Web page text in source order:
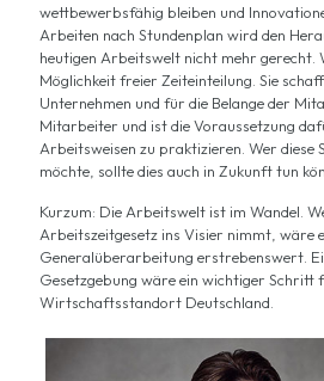
wettbewerbsfähig bleiben und
Arbeiten nach Stundenplan wird den
heutigen Arbeitswelt nicht mehr gerecht.
Möglichkeit freier Zeiteinteilung. Sie
Unternehmen und für die Belange der
Mitarbeiter und ist die Voraussetzung
Arbeitsweisen zu praktizieren. Wer diese
möchte, sollte dies auch in Zukunft tun
Kurzum: Die Arbeitswelt ist im Wandel.
Arbeitszeitgesetz ins Visier nimmt, wäre
Generalüberarbeitung erstrebenswert.
Gesetzgebung wäre ein wichtiger Schritt
Wirtschaftsstandort Deutschland.